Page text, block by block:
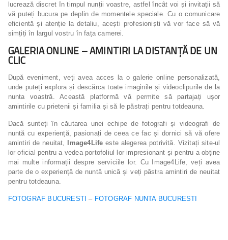
lucrează discret în timpul nunții voastre, astfel încât voi și invitații să
vă puteți bucura pe deplin de momentele speciale. Cu o comunicare
eficientă și atenție la detaliu, acești profesioniști vă vor face să vă
simțiți în largul vostru în fața camerei.
GALERIA ONLINE – AMINTIRI LA DISTANȚĂ DE UN
CLIC
După eveniment, veți avea acces la o galerie online personalizată,
unde puteți explora și descărca toate imaginile și videoclipurile de la
nunta voastră. Această platformă vă permite să partajați ușor
amintirile cu prietenii și familia și să le păstrați pentru totdeauna.
Dacă sunteți în căutarea unei echipe de fotografi și videografi de
nuntă cu experiență, pasionați de ceea ce fac și dornici să vă ofere
amintiri de neuitat,
Image4Life este alegerea potrivită. Vizitați site-ul
lor oficial pentru a vedea portofoliul lor impresionant și pentru a obține
mai multe informații despre serviciile lor. Cu Image4Life, veți avea
parte de o experiență de nuntă unică și veți păstra amintiri de neuitat
pentru totdeauna.
FOTOGRAF BUCURESTI – FOTOGRAF NUNTA BUCURESTI